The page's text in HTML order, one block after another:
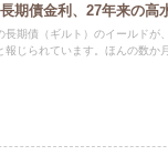
期債金利、27年来の高
長期債（ギルト）のイールドが
報じられています。ほんの数か